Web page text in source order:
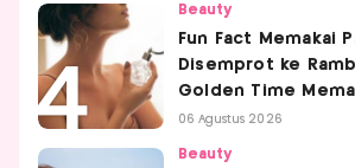
Beauty
Fun Fact Memakai
Disemprot ke
Golden Time
06 Agustus 2026
Beauty